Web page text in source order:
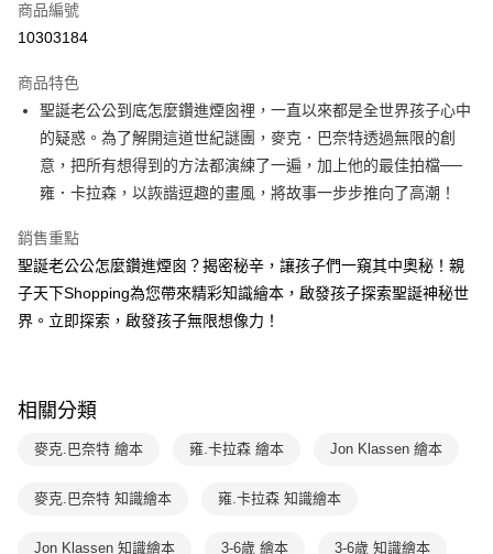
LINE Pay
大哥付你分期
相關說明
【大哥付你分期使用說明】
1.本服務由台灣大哥大提供，台灣大哥大用戶可立即使用無須另外申請。
2.付款方式選擇「大哥付你分期」，訂單成立後會自動跳轉到大哥付的交易
成交易。
3.實際核准額度、可分期數及費用金額請依後續交易確認頁面所載為準。
4.訂單成立30分鐘內，如未前往確認交易或遇審核未通過，訂單將自動取
消。如遇「轉專審核」未通過狀況，表示未達大哥付你分期系統評分，恕無
法說明評估內容。
帳／街口支付／iPASS MONEY」等通路繳費。
【注意事項】
用戶於交易時，得透過本服務購買商品或服務，並由商店將買賣／分期付款
AFTEE先享後付
相關說明
AFTEE先享後付是「在收到商品之後才付款」的支付方式。 讓您購物簡單
便利好安心！
１．簡單：不需註冊會員、不需綁卡、不需儲值。
２．便利：只要手機號碼，簡訊認證，即可結帳。
３．安心：先確認商品／服務後，再付款。
結帳頁面，進行簡訊認證並確認金額後，即可完成結帳。
２．訂單成立數日內，您將收到繳費通知簡訊。
３．收到繳費通知簡訊後14天內，點擊此簡訊中的連結，可透過四大超商／
購買商品的店家。未經商家同意取消之訂單仍視為有效，需透過AFTEE先享
※ 交易是否成功請以「AFTEE先享後付 」之結帳頁面顯示為準，若有關於
ATM付款
運送方式
付款後全家取貨
付款後7-11取貨
每筆NT$70，滿NT$800(含以上)免運費
離島宅配（澎湖、金門、馬祖、小琉球；不適用於郵局i郵箱）
商品編號
10303184
商品特色
聖誕老公公到底怎麼鑽進煙囪裡，一直以來都是全世界孩子心中
的疑惑。為了解開這道世紀謎團，麥克．巴奈特透過無限的創
意，把所有想得到的方法都演練了一遍，加上他的最佳拍檔──
雍．卡拉森，以詼諧逗趣的畫風，將故事一步步推向了高潮！
銷售重點
聖誕老公公怎麼鑽進煙囪？揭密秘辛，讓孩子們一窺其中奧秘！親
子天下Shopping為您帶來精彩知識繪本，啟發孩子探索聖誕神秘世
界。立即探索，啟發孩子無限想像力！
相關分類
麥克.巴奈特 繪本 雍.卡拉森 繪本 Jon Klassen 繪本
麥克.巴奈特 知識繪本 雍.卡拉森 知識繪本
Jon Klassen 知識繪本 3-6歲 繪本 3-6歲 知識繪本